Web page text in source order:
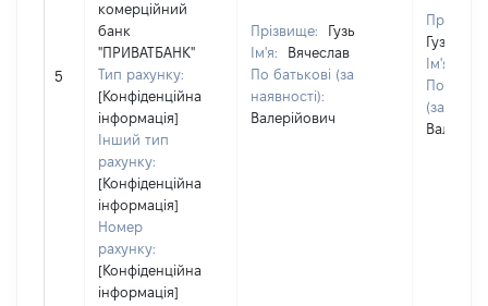
5
комерційний
банк
"ПРИВАТБАНК"
Тип рахунку:
[Конфіденційна
інформація]
Інший тип
рахунку:
[Конфіденційна
інформація]
Номер
рахунку:
[Конфіденційна
інформація]
Прізвище:
Гузь
Ім'я:
Вячеслав
По батькові (за
наявності):
Валерійович
Гузь
Ім'я:
По
(за